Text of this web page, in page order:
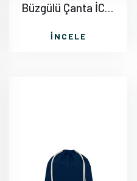
Büzgülü Çanta İC004
İNCELE